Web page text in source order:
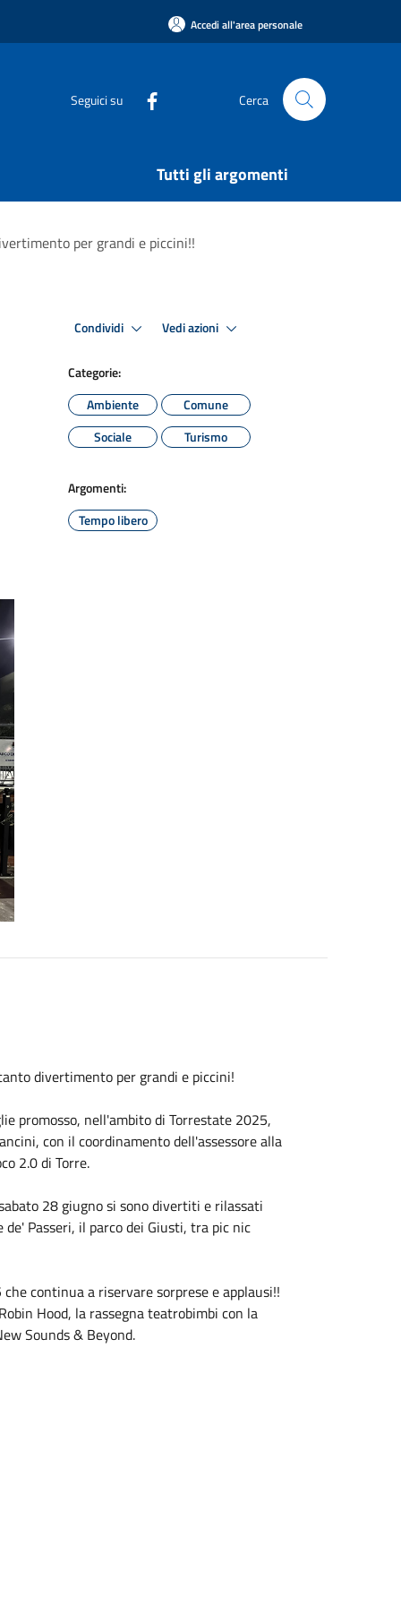
Accedi all'area personale
Seguici su Cerca
Tutti gli argomenti
per grandi e piccini!!
Condividi Vedi azioni
Categorie:
Ambiente
Comune
Sociale
Turismo
Argomenti:
Tempo libero
divertimento per grandi e piccini!
promosso, nell'ambito di Torrestate 2025,
con il coordinamento dell'assessore alla
2.0 di Torre.
28 giugno si sono divertiti e rilassati
Passeri, il parco dei Giusti, tra pic nic
continua a riservare sorprese e applausi!!
Hood, la rassegna teatrobimbi con la
Sounds & Beyond.